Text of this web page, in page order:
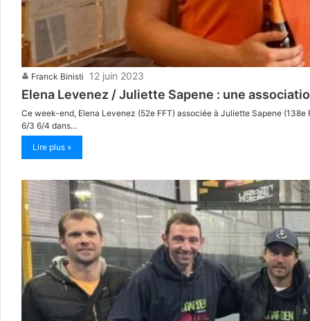
Franck Binisti 12 juin 2023
Elena Levenez / Juliette Sapene : une
Ce week-end, Elena Levenez (52e FFT) associée à Juliette Sapene
6/3 6/4 dans…
Lire plus »